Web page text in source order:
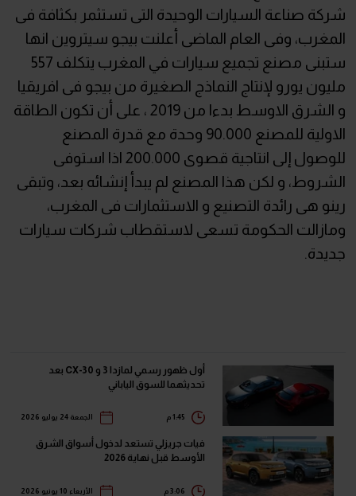
شركة صناعة السيارات الوحيدة التى تستثمر بكثافة فى
المغرب، وفى العام الماضى أعلنت بيجو سيتروين انها
ستبنى مصنع تجميع سيارات في المغرب يتكلف 557
مليون يورو لإنتاج النماذج الصغيرة من بيجو فى افريقيا
و الشرق الاوسط بدءا من 2019 ، على أن تكون الطاقة
الاولية للمصنع 90.000 وحدة مع قدرة المصنع
للوصول إلى انتاجية قصوى 200.000 اذا استوفى
الشروط، و لكن هذا المصنع لم يبدأ إنشائه بعد، وتبقى
رينو هى رائدة التصنيع و الاستثمارات فى المغرب،
ومازالت الحكومة تسعى لاستقطاب شركات سيارات
جديدة.
أول ظهور رسمي لمازدا 3 و CX-30 بعد
تحديثهما للسوق الياباني
الجمعة 24 يوليو 2026
فيات جريزلي تستعد لدخول أسواق الشرق
الأوسط قبل نهاية 2026
الأربعاء 10 يونيو 2026